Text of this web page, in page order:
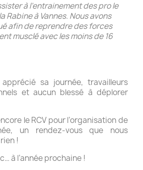
à l’entrainement des pro le
Rabine à Vannes. Nous avons
afin de reprendre des forces
musclé avec les moins de 16
sa journée, travailleurs
et aucun blessé à déplorer
le RCV pour l’organisation de
un rendez-vous que nous
!
à l’année prochaine !